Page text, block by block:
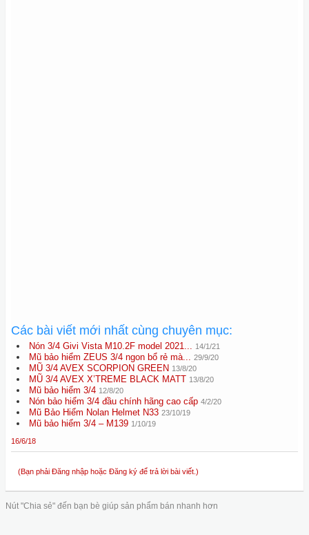
Các bài viết mới nhất cùng chuyên mục:
Nón 3/4 Givi Vista M10.2F model 2021... 14/1/21
Mũ bảo hiểm ZEUS 3/4 ngon bổ rẻ mà... 29/9/20
MŨ 3/4 AVEX SCORPION GREEN 13/8/20
MŨ 3/4 AVEX X’TREME BLACK MATT 13/8/20
Mũ bảo hiểm 3/4 12/8/20
Nón bảo hiểm 3/4 đầu chính hãng cao cấp 4/2/20
Mũ Bảo Hiểm Nolan Helmet N33 23/10/19
Mũ bảo hiểm 3/4 – M139 1/10/19
16/6/18
(Bạn phải Đăng nhập hoặc Đăng ký để trả lời bài viết.)
Nút "Chia sẻ" đến bạn bè giúp sản phẩm bán nhanh hơn